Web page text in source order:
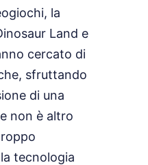
la
Land e
cercato di
sfruttando
di una
non è altro
tecnologia